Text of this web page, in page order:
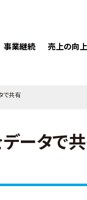
事業継続 売上の向上
で共有
ータで